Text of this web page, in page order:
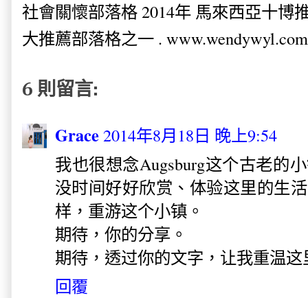
社會關懷部落格 2014年 馬來西亞十博
大推薦部落格之一 . www.wendywyl.com
6 則留言:
Grace2014年8月18日 晚上9:54
我也很想念Augsburg这个古老的
没时间好好欣赏、体验这里的生
样，重游这个小镇。
期待，你的分享。
期待，透过你的文字，让我重温
回覆